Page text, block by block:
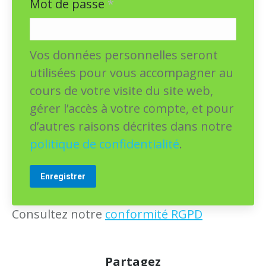
Mot de passe *
Vos données personnelles seront
utilisées pour vous accompagner au
cours de votre visite du site web,
gérer l’accès à votre compte, et pour
d’autres raisons décrites dans notre
politique de confidentialité.
Enregistrer
Consultez notre conformité RGPD
Partagez